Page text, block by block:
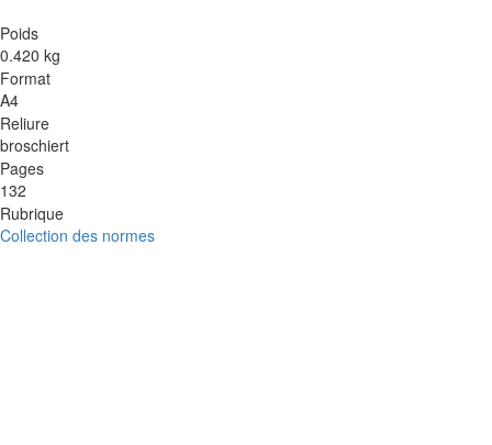
Poids
0.420 kg
Format
A4
Reliure
broschiert
Pages
132
Rubrique
Collection des normes